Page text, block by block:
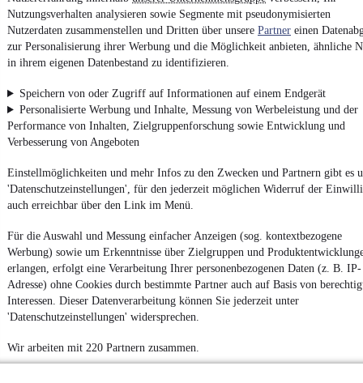
Nutzungsverhalten analysieren sowie Segmente mit pseudonymisierten
Nutzerdaten zusammenstellen und Dritten über unsere Partner einen
zur Personalisierung ihrer Werbung und die Möglichkeit anbieten, ähnliche
in ihrem eigenen Datenbestand zu identifizieren.
Speichern von oder Zugriff auf Informationen auf einem Endgerät
Personalisierte Werbung und Inhalte, Messung von Werbeleistung und der
Performance von Inhalten, Zielgruppenforschung sowie Entwicklung und
Verbesserung von Angeboten
Einstellmöglichkeiten und mehr Infos zu den Zwecken und Partnern gibt es
'Datenschutzeinstellungen', für den jederzeit möglichen Widerruf der
auch erreichbar über den Link im Menü.
Für die Auswahl und Messung einfacher Anzeigen (sog. kontextbezogene
Werbung) sowie um Erkenntnisse über Zielgruppen und
erlangen, erfolgt eine Verarbeitung Ihrer personenbezogenen Daten (z. B. IP-
Adresse) ohne Cookies durch bestimmte Partner auch auf Basis von
Interessen. Dieser Datenverarbeitung können Sie jederzeit unter
'Datenschutzeinstellungen' widersprechen.
Wir arbeiten mit 220 Partnern zusammen.
Vertrag widerrufen
Datenschutz
Datenschutzeinstellungen
Report Security Vulnerability (English)
Powered by
Neuwagen ,Gebrauchtwagen Leasing-Angebote
Fahrzeuge gibt es bei mobile.de